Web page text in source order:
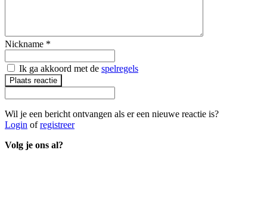
Nickname *
Ik ga akkoord met de spelregels
Plaats reactie
Wil je een bericht ontvangen als er een nieuwe reactie is?
Login ofregistreer
Volg je ons al?